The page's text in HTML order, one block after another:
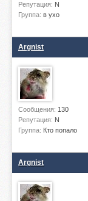
Репутация: N
Группа: в ухо
Argnist
Сообщения: 130
Репутация: N
Группа: Кто попало
Argnist